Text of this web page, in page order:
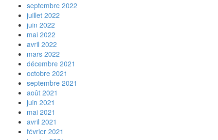
septembre 2022
juillet 2022
juin 2022
mai 2022
avril 2022
mars 2022
décembre 2021
octobre 2021
septembre 2021
août 2021
juin 2021
mai 2021
avril 2021
février 2021